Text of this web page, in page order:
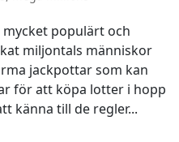
populärt och
miljontals människor
jackpottar som kan
för att köpa lotter i hopp
känna till de regler...